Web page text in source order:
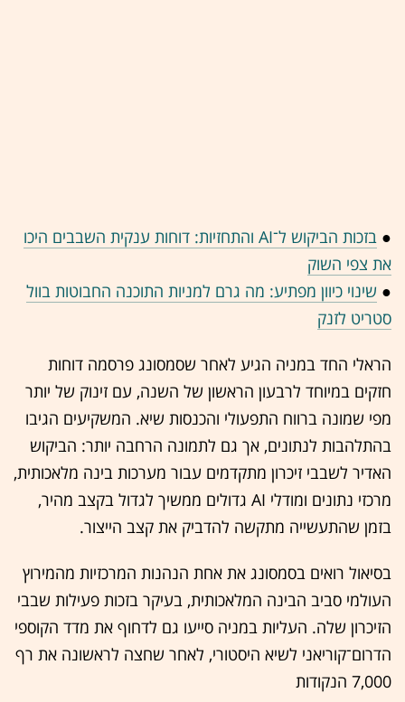
●
בזכות הביקוש ל־AI והתחזיות: דוחות ענקית השבבים היכו
את צפי השוק
● שינוי כיוון מפתיע: מה גרם למניות התוכנה החבוטות בוול
סטריט לזנק
הראלי החד במניה הגיע לאחר שסמסונג פרסמה דוחות
חזקים במיוחד לרבעון הראשון של השנה, עם זינוק של יותר
מפי שמונה ברווח התפעולי והכנסות שיא. המשקיעים הגיבו
בהתלהבות לנתונים, אך גם לתמונה הרחבה יותר: הביקוש
האדיר לשבבי זיכרון מתקדמים עבור מערכות בינה מלאכותית,
מרכזי נתונים ומודלי AI גדולים ממשיך לגדול בקצב מהיר,
בזמן שהתעשייה מתקשה להדביק את קצב הייצור.
בסיאול רואים בסמסונג את אחת הנהנות המרכזיות מהמירוץ
העולמי סביב הבינה המלאכותית, בעיקר בזכות פעילות שבבי
הזיכרון שלה. העליות במניה סייעו גם לדחוף את מדד הקוספי
הדרום־קוריאני לשיא היסטורי, לאחר שחצה לראשונה את רף
7,000 הנקודות